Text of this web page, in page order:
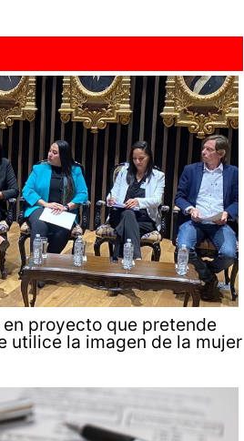
proyecto que pretende
utilice la imagen de la mujer